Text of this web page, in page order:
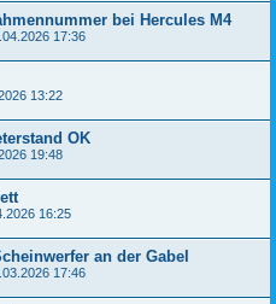
bei Hercules M4
17:36
13:22
OK
19:48
16:25
an der Gabel
17:46